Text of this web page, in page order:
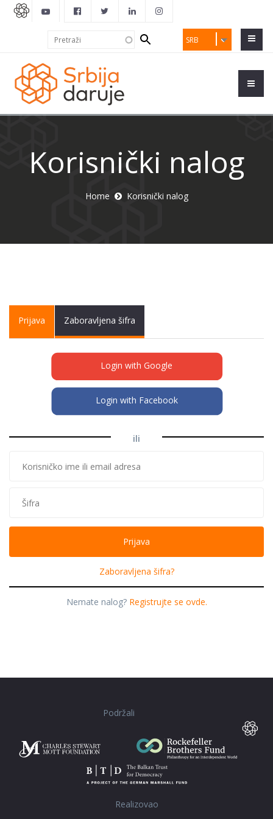
SRB
Search
form
Korisnički nalog
Home Korisnički nalog
Primary tabs
Prijava (activeZaboravljena šifra
Login with Google
Login with Facebook
ili
Zaboravljena šifra?
Nemate nalog? Registrujte se ovde.
Podržali
Realizovao